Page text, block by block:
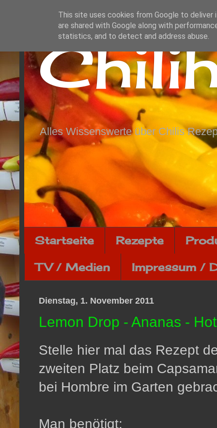
Alles Wissenswerte über Chilis
Startseite Rezepte
TV / Medien Impressum /
Dienstag, 1. November 2011
Lemon Drop - Ananas -
Stelle hier mal das Rezept
zweiten Platz beim
bei Hombre im Garten
Man benötigt:
This site uses cookies from Google to deliver
are shared with Google along with
statistics, and to detect and address abuse.